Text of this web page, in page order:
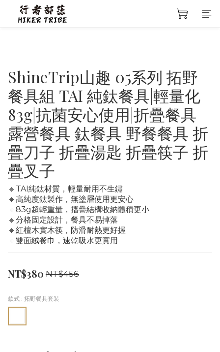
ShineTrip山趣 05系列 拓野
餐具組 TAI 純鈦餐具|輕量化
83g|抗菌安心使用|折疊餐具
露營餐具 鈦餐具 野餐餐具 折
疊刀子 折疊湯匙 折疊筷子 折
疊叉子
🔸TAI純鈦材質，輕量耐用不生鏽
🔸高純度鈦製作，無塗層使用更安心
🔸83g超輕重量，摺疊結構收納體積更小
🔸分格固定設計，餐具不易掉落
🔸紅檀木實木筷，防滑耐熱更好握
🔸雙面絨餐巾，速乾吸水更實用
NT$380 NT$456
款式 : 拓野餐具套装